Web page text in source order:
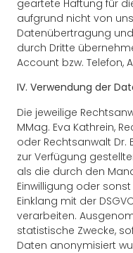
geartete Haftung für
aufgrund nicht von
Datenübertragung
durch Dritte
Account bzw. Telefon,
IV. Verwendung der
Die jeweilige
MMag. Eva Kathrein,
oder Rechtsanwalt
zur Verfügung
als die durch den
Einwilligung oder
Einklang mit der
verarbeiten.
statistische Zwecke,
Daten anonymisiert